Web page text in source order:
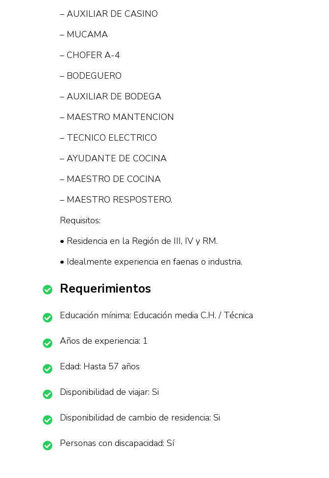
– AUXILIAR DE CASINO
– MUCAMA
– CHOFER A-4
– BODEGUERO
– AUXILIAR DE BODEGA
– MAESTRO MANTENCION
– TECNICO ELECTRICO
– AYUDANTE DE COCINA
– MAESTRO DE COCINA
– MAESTRO RESPOSTERO.
Requisitos:
• Residencia en la Región de III, IV y RM.
• Idealmente experiencia en faenas o industria.
Requerimientos
Educación mínima: Educación media C.H. / Técnica
Años de experiencia: 1
Edad: Hasta 57 años
Disponibilidad de viajar: Si
Disponibilidad de cambio de residencia: Si
Personas con discapacidad: Sí